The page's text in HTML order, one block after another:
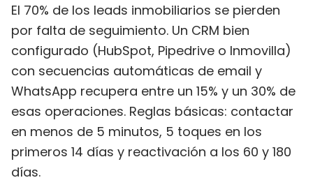
El 70% de los leads inmobiliarios se pierden
por falta de seguimiento. Un CRM bien
configurado (HubSpot, Pipedrive o Inmovilla)
con secuencias automáticas de email y
WhatsApp recupera entre un 15% y un 30% de
esas operaciones. Reglas básicas: contactar
en menos de 5 minutos, 5 toques en los
primeros 14 días y reactivación a los 60 y 180
días.